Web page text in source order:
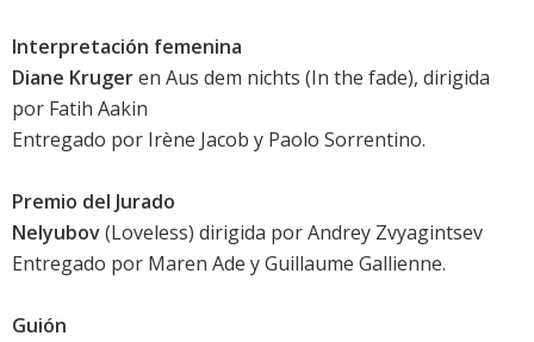
Interpretación femenina
Diane Krugeren Aus dem nichts (In the fade), dirigida
por Fatih Aakin
Entregado por Irène Jacob y Paolo Sorrentino.
Premio del Jurado
Nelyubov(Loveless) dirigida por Andrey Zvyagintsev
Entregado por Maren Ade yGuillaume Gallienne.
Guión